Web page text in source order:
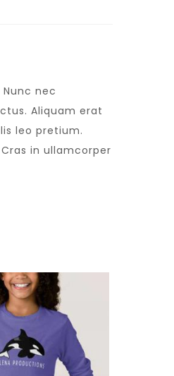
nec
Aliquam erat
leo pretium.
in ullamcorper